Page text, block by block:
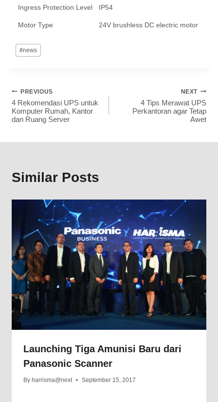
Ingress Protection Level IP54
Motor Type 24V brushless DC electric motor
#news
PREVIOUS
4 Rekomendasi UPS untuk
Komputer Rumah, Kantor
dan Ruang Server
NEXT
4 Tips Merawat UPS
Perkantoran agar Tetap
Awet
Similar Posts
Launching Tiga Amunisi Baru dari
Panasonic Scanner
By harrisma@next September 15, 2017